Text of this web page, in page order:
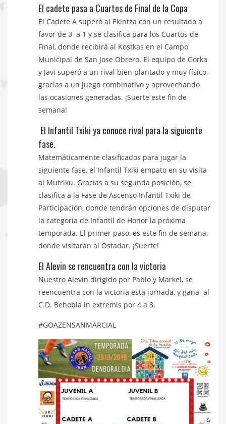
El cadete pasa a Cuartos de Final de la Copa
El Cadete A superó al Ekintza con un resultado a
favor de 3 a 1 y se clasifica para los Cuartos de
Final, donde recibirá al Kostkas en el Campo
Municipal de San Jose Obrero. El equipo de Gorka
y Javi superó a un rival bien plantado y muy físico,
gracias a un juego combinativo y aprovechando
las ocasiones generadas. ¡Suerte este fin de
semana!
El Infantil Txiki ya conoce rival para la siguiente
fase.
Matemáticamente clasificados para jugar la
siguiente fase, el Infantil Txiki empato en su visita
al Mutriku. Gracias a su segunda posición, se
clasifica a la Fase de Ascenso Infantil Txiki de
Participación, donde tendrán opciones de disputar
la categoría de Infantil de Honor la próxima
temporada. El primer paso, es este fin de semana,
donde visitarán al Ostadar. ¡Suerte!
El Alevin se rencuentra con la victoria
Nuestro Alevin dirigido por Pablo y Markel, se
reencuentra con la victoria esta jornada, y gana al
C.D. Behobia in extremis por 4 a 3.
#GOAZENSANMARCIAL